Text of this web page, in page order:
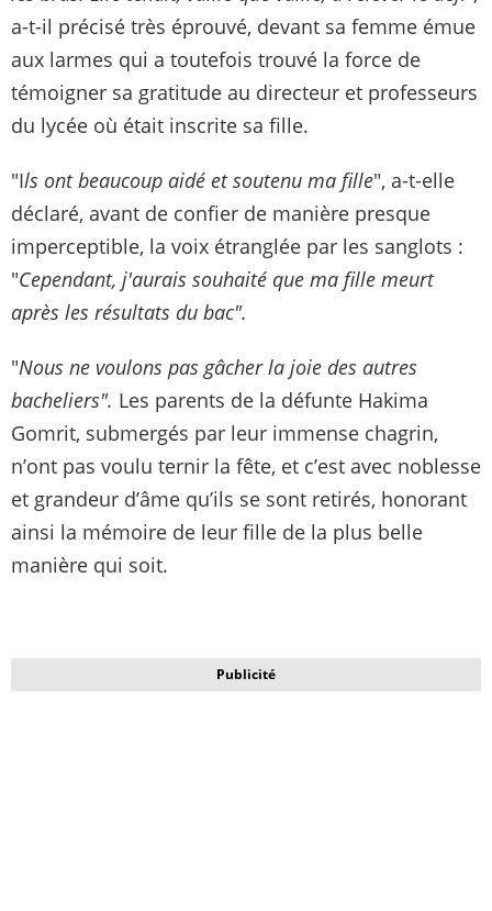
a-t-il précisé très éprouvé, devant sa femme émue
aux larmes qui a toutefois trouvé la force de
témoigner sa gratitude au directeur et professeurs
du lycée où était inscrite sa fille.
"Ils ont beaucoup aidé et soutenu ma fille", a-t-elle
déclaré, avant de confier de manière presque
imperceptible, la voix étranglée par les sanglots :
"Cependant, j'aurais souhaité que ma fille meurt
après les résultats du bac".
"Nous ne voulons pas gâcher la joie des autres
bacheliers". Les parents de la défunte Hakima
Gomrit, submergés par leur immense chagrin,
n’ont pas voulu ternir la fête, et c’est avec noblesse
et grandeur d’âme qu’ils se sont retirés, honorant
ainsi la mémoire de leur fille de la plus belle
manière qui soit.
Publicité